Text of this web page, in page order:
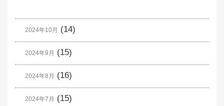
2024年10月 (14)
2024年9月 (15)
2024年8月 (16)
2024年7月 (15)